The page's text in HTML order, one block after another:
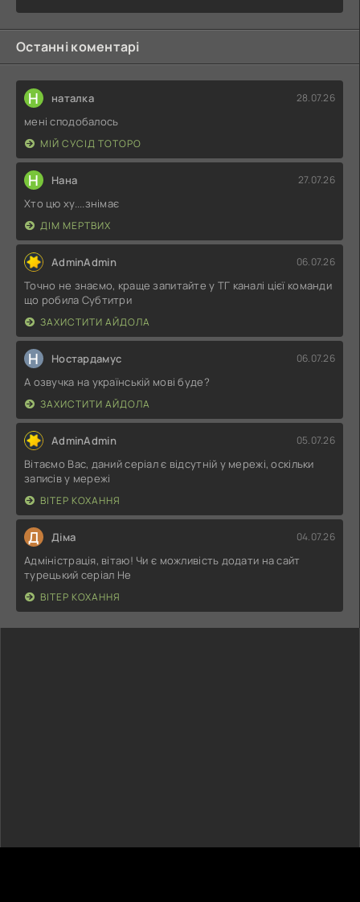
Останні коментарі
Н наталка 28.07.26
мені сподобалось
МІЙ СУСІД ТОТОРО
Н Нана 27.07.26
Хто цю ху....знімає
ДІМ МЕРТВИХ
AdminAdmin 06.07.26
Точно не знаємо, краще запитайте у ТГ каналі цієї команди
що робила Субтитри
ЗАХИСТИТИ АЙДОЛА
Н Ностардамус 06.07.26
А озвучка на українській мові буде?
ЗАХИСТИТИ АЙДОЛА
AdminAdmin 05.07.26
Вітаємо Вас, даний серіал є відсутній у мережі, оскільки
записів у мережі
ВІТЕР КОХАННЯ
Д Діма 04.07.26
Адміністрація, вітаю! Чи є можливість додати на сайт
турецький серіал Не
ВІТЕР КОХАННЯ